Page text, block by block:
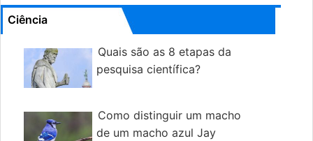
Ciência
Quais são as 8 etapas da
pesquisa científica?
Como distinguir um macho
de um macho azul Jay